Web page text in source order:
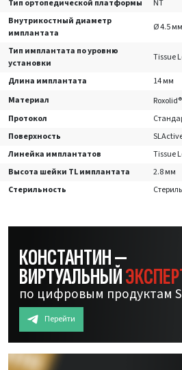
Тип ортопедической платформы
NT
Внутрикостный диаметр
имплантата
Ø 4.5 мм
Тип имплантата по уровню
установки
Tissue
Длина имплантата
14 мм
Материал
Roxolid®
Протокол
Поверхность
Линейка имплантатов
Tissue
Высота шейки TL имплантата
2.8 мм
Стерильность
КОНСТАНТИН —
ВИРТУАЛЬНЫЙ
по цифровым продуктам
Перейти